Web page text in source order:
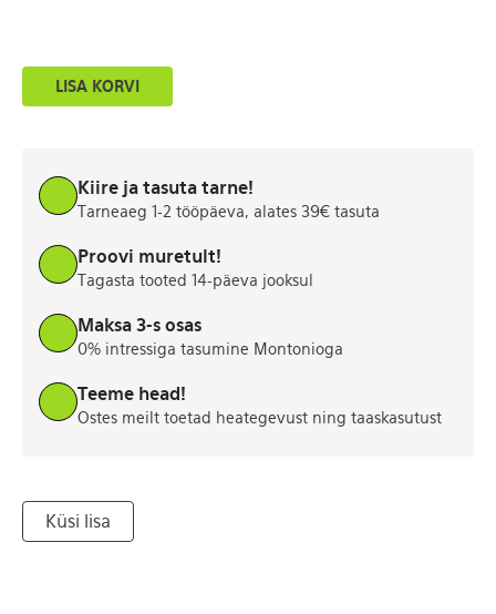
Neerumustriga
trikotaažkleit
LISA KORVI
Kiire ja tasuta tarne!
Tarneaeg 1-2 tööpäeva, alates 39€ tasuta
Proovi muretult!
Tagasta tooted 14-päeva jooksul
Maksa 3-s osas
0% intressiga tasumine Montonioga
Teeme head!
Ostes meilt toetad heategevust ning taaskasutust
Küsi lisa